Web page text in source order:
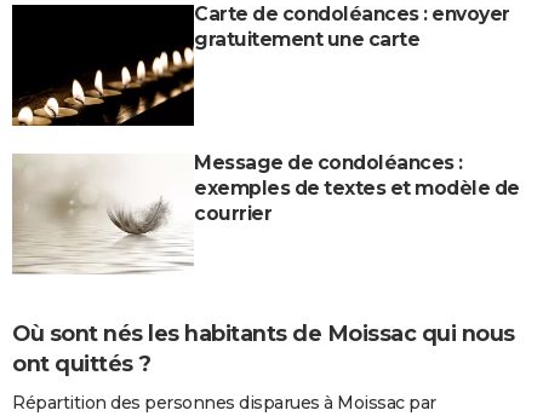
Carte de condoléances : envoyer
gratuitement une carte
Message de condoléances :
exemples de textes et modèle de
courrier
Où sont nés les habitants de Moissac qui nous
ont quittés ?
Répartition des personnes disparues à Moissac par